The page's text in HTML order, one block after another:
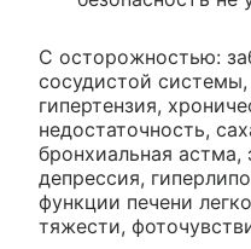
С осторожностью:
сосудистой системы,
гипертензия,
недостаточность,
бронхиальная астма,
депрессия,
функции печени
тяжести,